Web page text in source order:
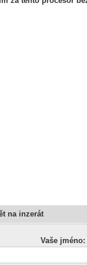
na inzerát
Vaše jméno: